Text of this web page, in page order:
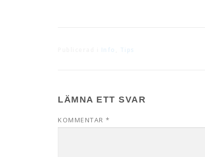
Info Tips
LÄMNA ETT SVAR
KOMMENTAR *